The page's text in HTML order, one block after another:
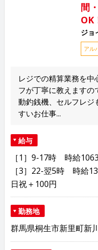
間
OK
ジ
アル
レジでの精算業務を中
フが丁寧に教えますの
動釣銭機、セルフレジ
すいお仕事...
給与
［1］9-17時 時給
［3］22-翌5時 時給
日祝＋100円
勤務地
群馬県桐生市新里町新